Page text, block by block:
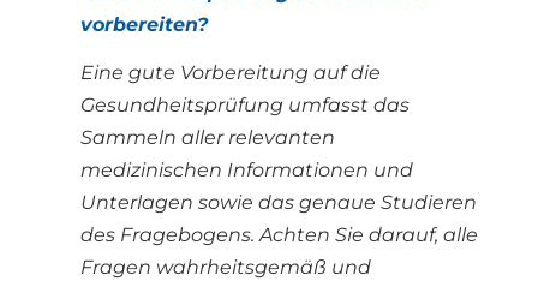
vorbereiten?
Eine gute Vorbereitung auf die
Gesundheitsprüfung umfasst das
Sammeln aller relevanten
medizinischen Informationen und
Unterlagen sowie das genaue Studieren
des Fragebogens. Achten Sie darauf, alle
Fragen wahrheitsgemäß und